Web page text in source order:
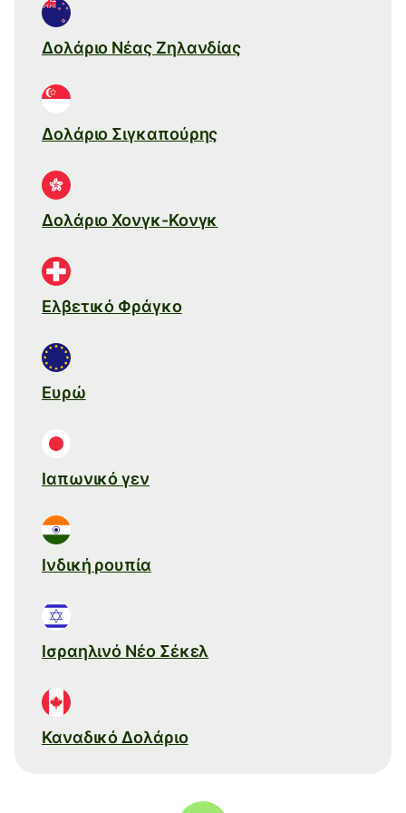
Δολάριο Νέας Ζηλανδίας
Δολάριο Σιγκαπούρης
Δολάριο Χονγκ-Κονγκ
Ελβετικό Φράγκο
Ευρώ
Ιαπωνικό γεν
Ινδική ρουπία
Ισραηλινό Νέο Σέκελ
Καναδικό Δολάριο